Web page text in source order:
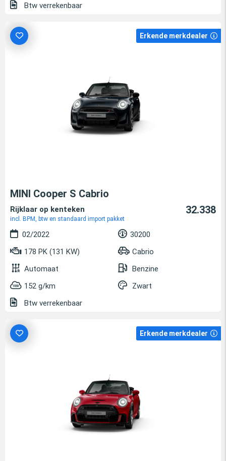
Btw verrekenbaar
Erkende merkdealer
MINI Cooper S Cabrio
Rijklaar op kenteken
incl. BPM, btw en standaard import pakket
32.338
02/2022
30200
178 PK (131 KW)
Cabrio
Automaat
Benzine
152 g/km
Zwart
Btw verrekenbaar
Erkende merkdealer